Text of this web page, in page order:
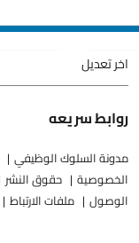
اخر تعديل
روابط سريعه
مدونة السلوك الوظيفي
الخصوصية
حقوق النشر
الوصول
ملفات الارتباط